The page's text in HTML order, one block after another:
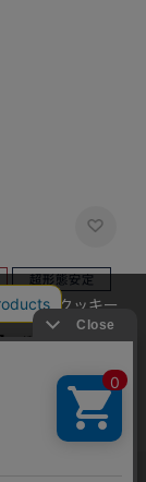
ボタンダウン
(20%OFF)
ためにクッキー
ッキーの使用に
人を特定できる
ーポリシーをご